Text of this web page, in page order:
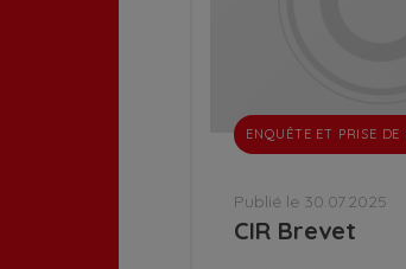
ENQUÊTE ET PRISE DE
Publié le 30.07.2025
CIR Brevet